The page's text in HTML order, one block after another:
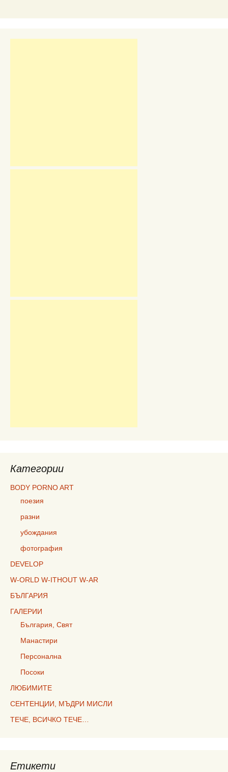
Категории
BODY PORNO ART
поезия
разни
убождания
фотография
DEVELOP
W-ORLD W-ITHOUT W-AR
БЪЛГАРИЯ
ГАЛЕРИИ
България, Свят
Манастири
Персонална
Посоки
ЛЮБИМИТЕ
СЕНТЕНЦИИ, МЪДРИ МИСЛИ
ТЕЧЕ, ВСИЧКО ТЕЧЕ…
Етикети